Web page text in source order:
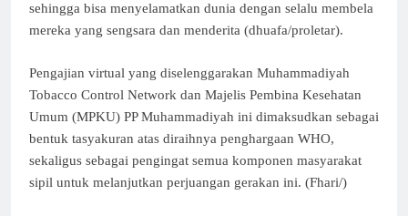
sehingga bisa menyelamatkan dunia dengan selalu membela
mereka yang sengsara dan menderita (dhuafa/proletar).
Pengajian virtual yang diselenggarakan Muhammadiyah
Tobacco Control Network dan Majelis Pembina Kesehatan
Umum (MPKU) PP Muhammadiyah ini dimaksudkan sebagai
bentuk tasyakuran atas diraihnya penghargaan WHO,
sekaligus sebagai pengingat semua komponen masyarakat
sipil untuk melanjutkan perjuangan gerakan ini. (Fhari/)